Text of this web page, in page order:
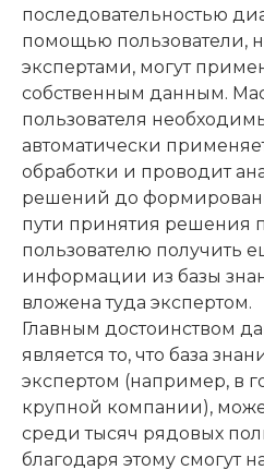
последовательностью
помощью пользователи,
экспертами, могут
собственным данным.
пользователя
автоматически
обработки и проводит
решений до
пути принятия решения
пользователю получить
информации из базы
вложена туда экспертом.
Главным достоинством
является то, что база
экспертом (например, в
крупной компании),
среди тысяч рядовых
благодаря этому смогут